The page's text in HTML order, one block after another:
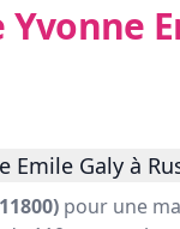
Yvonne
Galy à
pour une